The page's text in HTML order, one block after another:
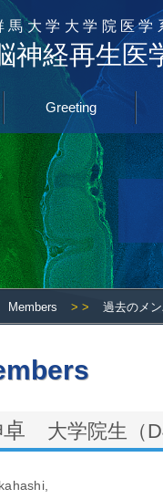
馬大学大学院医学
神経再生医
Greeting
Members > > 過去のメ
卓 大学院生（